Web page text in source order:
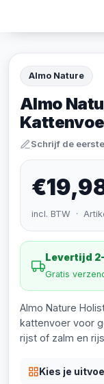
Almo Nature
Almo
Schrijf de
incl. BTW ·
Levertijd
Gratis
Almo Nature
kattenvoer voor
rijst of zalm en
Kies je